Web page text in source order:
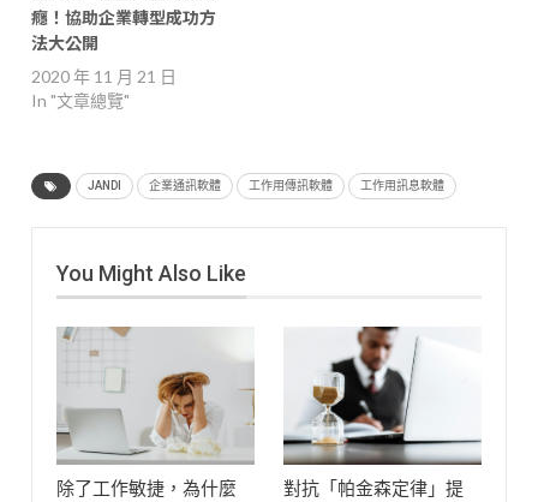
癮！協助企業轉型成功方
法大公開
2020 年 11 月 21 日
In "文章總覽"
JANDI 企業通訊軟體 工作用傳訊軟體 工作用訊息軟體
You Might Also Like
除了工作敏捷，為什麼
對抗「帕金森定律」提